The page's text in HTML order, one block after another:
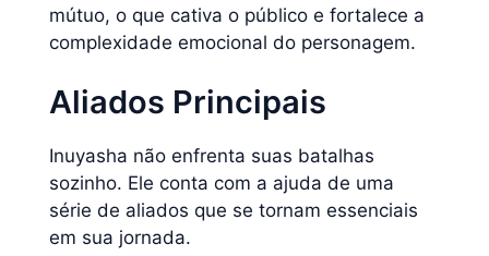
mútuo, o que cativa o público e fortalece a
complexidade emocional do personagem.
Aliados Principais
Inuyasha não enfrenta suas batalhas
sozinho. Ele conta com a ajuda de uma
série de aliados que se tornam essenciais
em sua jornada.